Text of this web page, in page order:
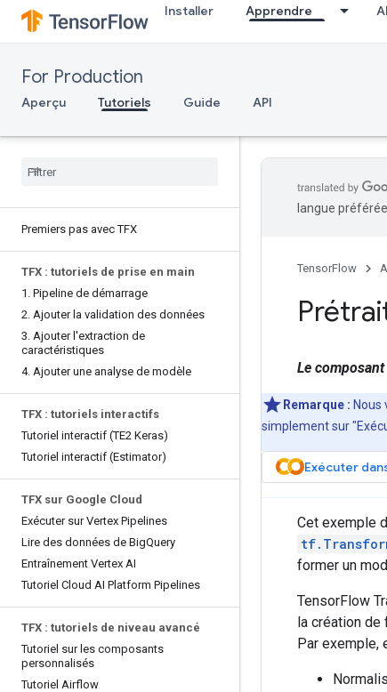
Installer Apprendre
For Production
Aperçu Tutoriels Guide API
Premiers pas avec TFX
TFX : tutoriels de prise en main
1 . Pipeline de démarrage
2. Ajouter la validation des données
3. Ajouter l'extraction de
caractéristiques
4. Ajouter une analyse de modèle
TFX : tutoriels interactifs
Tutoriel interactif (TE2 Keras)
Tutoriel interactif (Estimator)
TFX sur Google Cloud
Exécuter sur Vertex Pipelines
Lire des données de BigQuery
Entraînement Vertex AI
Tutoriel Cloud AI Platform Pipelines
TFX : tutoriels de niveau avancé
Tutoriel sur les composants
personnalisés
Tutoriel Airflow
langue
TensorFlow
Le
Remarque : Nous
simplement sur
Exécuter
Cet exemple
former un
TensorFlow
la création
Par exemple,